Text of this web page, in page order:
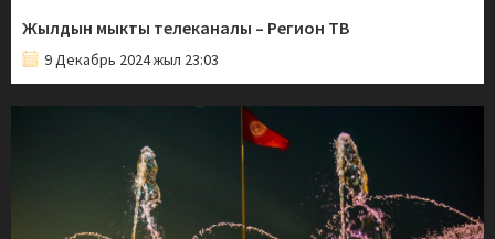
Жылдын мыкты телеканалы – Регион ТВ
9 Декабрь 2024 жыл 23:03